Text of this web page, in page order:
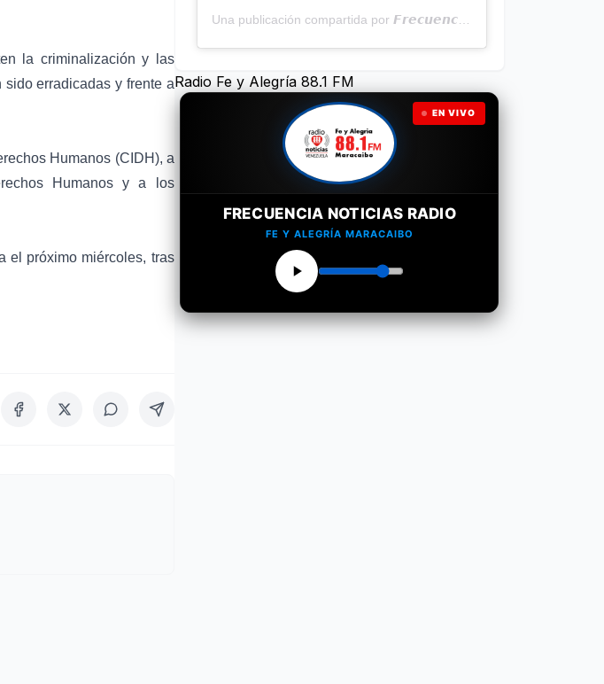
la criminalización y las
erradicadas y frente a
Humanos (CIDH), a
Humanos y a los
el próximo miércoles, tras
Una publicación compartida por 𝙁𝙧𝙚𝙘𝙪𝙚𝙣𝙘𝙞𝙖 𝙉𝙤𝙩𝙞𝙘𝙞𝙖𝙨 | Programa Radial (@frecuencianoticias)
Radio Fe y Alegría 88.1 FM
EN VIVO
FRECUENCIA NOTICIAS RADIO
FE Y ALEGRÍA MARACAIBO